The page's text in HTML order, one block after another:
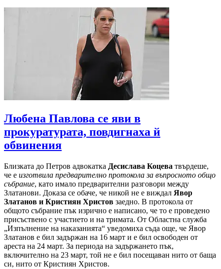
Любена Павлова се яви в
прокуратурата, повдигнаха й
обвинения
Близката до Петров адвокатка Десислава Коцева твърдеше,
че е изготвила предварително протокола за въпросното общо
събрание, като имало предварителни разговори между
Златанови. Доказа се обаче, че никой не е виждал Явор
Златанов и Кристиян Христов заедно. В протокола от
общото събрание пък изрично е написано, че то е проведено
присъствено с участието и на тримата. От Областна служба
„Изпълнение на наказанията“ уведомиха съда още, че Явор
Златанов е бил задържан на 16 март и е бил освободен от
ареста на 24 март. За периода на задържането пък,
включително на 23 март, той не е бил посещаван нито от баща
си, нито от Кристиян Христов.